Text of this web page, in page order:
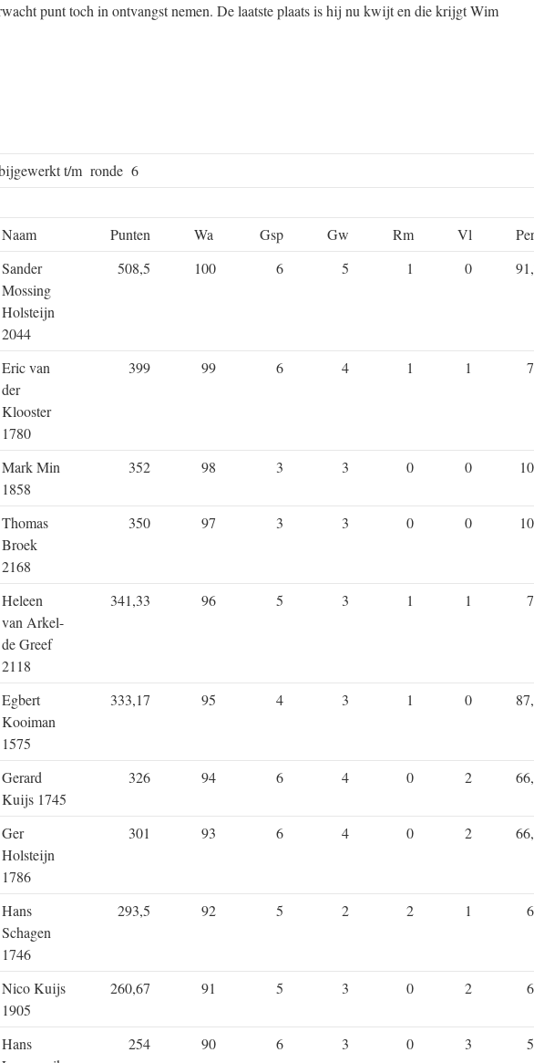
punt toch in ontvangst nemen. De laatste plaats is hij nu kwijt en die krijgt Wim
t/m ronde 6
Naam Punten Wa Gsp Gw Rm Vl
Sander
Mossing
Holsteijn
2044
508,5 100 6 5 1 0
Eric van
der
Klooster
1780
399 99 6 4 1 1
Mark Min
1858
352 98 3 3 0 0
Thomas
Broek
2168
350 97 3 3 0 0
Heleen
van Arkel-
de Greef
2118
341,33 96 5 3 1 1
Egbert
Kooiman
1575
333,17 95 4 3 1 0
Gerard
Kuijs 1745
326 94 6 4 0 2
Ger
Holsteijn
1786
301 93 6 4 0 2
Hans
Schagen
1746
293,5 92 5 2 2 1
Nico Kuijs
1905
260,67 91 5 3 0 2
Hans
254 90 6 3 0 3